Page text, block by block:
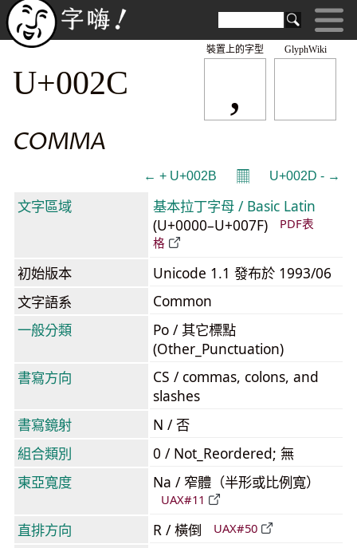
GlyphWiki
,
裝置上的字型
U+002C
COMMA
← + U+002B 𝄜 U+002D - →
文字區域
基本拉丁字母 / Basic Latin
(U+0000–U+007F)
PDF表
格
初始版本
Unicode 1.1 發布於 1993/06
文字語系
Common
一般分類
Po / 其它標點
(Other_Punctuation)
書寫方向
CS / commas, colons, and
slashes
書寫鏡射
N / 否
組合類別
0 / Not_Reordered; 無
東亞寬度
Na / 窄體（半形或比例寬）
UAX#11
直排方向 R / 橫倒 UAX#50